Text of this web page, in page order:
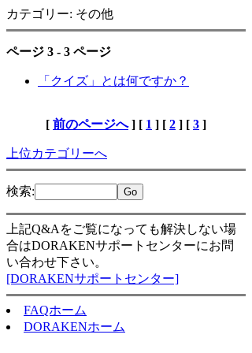
カテゴリー: その他
ページ 3 - 3 ページ
「クイズ」とは何ですか？
[ 前のページへ] [ 1 ] [ 2 ] [ 3 ]
上位カテゴリーへ
検索:
上記Q&Aをご覧になっても解決しない場
合はDORAKENサポートセンターにお問
い合わせ下さい。
[DORAKENサポートセンター]
FAQホーム
DORAKENホーム